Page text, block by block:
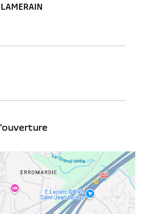
08:30 - 12:0014:00 - 19:00
08:30 - 12:0014:00 - 19:00
08:30 - 12:00 14:00 - 19:00
08:30 - 12:0014:00 - 19:00
08:30 - 18:00
Fermé